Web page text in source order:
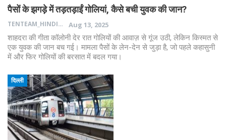
पैसों के झगड़े में तड़तड़ाईं गोलियां, कैसे बची युवक की जान?
TENTEAM_HINDI
Aug 13, 2025
शाहदरा की गीता कॉलोनी देर रात गोलियों की आवाज़ से गूंज उठी, लेकिन किस्मत से
एक युवक की जान बच गई। मामला पैसों के लेन-देन से जुड़ा है, जो पहले कहासुनी
में और फिर गोलियों की बरसात में बदल गया।
दिल्ली